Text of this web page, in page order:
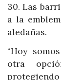
30. Las
a la
aledañas.
“Hoy
otra